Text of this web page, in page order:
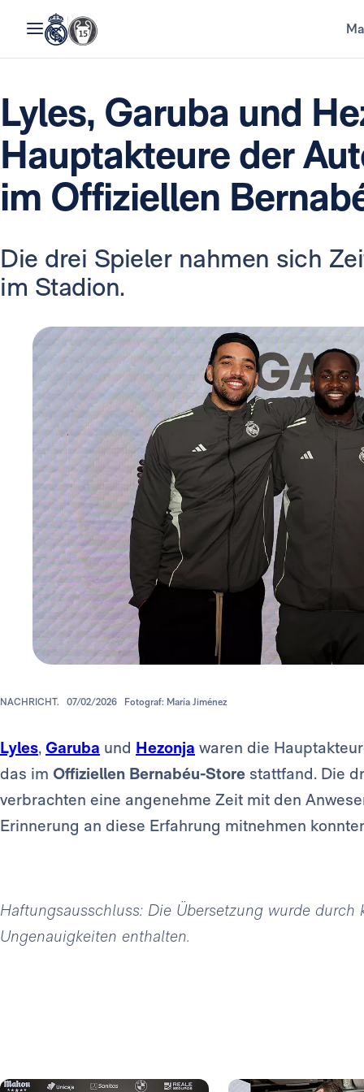
Lyles, Garuba und
Hauptakteure der
im Offiziellen
Die drei Spieler nahmen sich
im Stadion.
NACHRICHT. 07/02/2026 Fotograf: María Jiménez
Lyles, Garuba und Hezonja waren die
das im Offiziellen Bernabéu-Store stattfand. Die
verbrachten eine angenehme Zeit mit den
Erinnerung an diese Erfahrung mitnehmen
Haftungsausschluss: Die Übersetzung wurde
Ungenauigkeiten enthalten.